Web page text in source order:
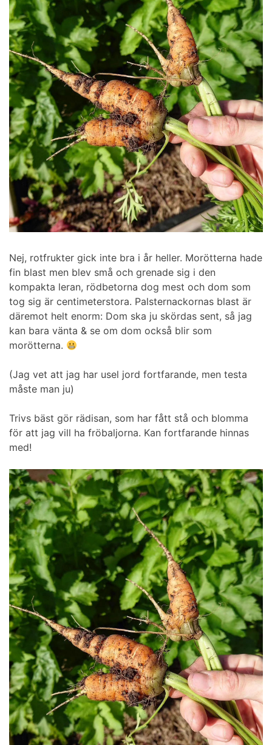
Nej, rotfrukter gick inte bra i år heller. Morötterna hade
fin blast men blev små och grenade sig i den
kompakta leran, rödbetorna dog mest och dom som
tog sig är centimeterstora. Palsternackornas blast är
däremot helt enorm: Dom ska ju skördas sent, så jag
kan bara vänta & se om dom också blir som
morötterna.
(Jag vet att jag har usel jord fortfarande, men testa
måste man ju)
Trivs bäst gör rädisan, som har fått stå och blomma
för att jag vill ha fröbaljorna. Kan fortfarande hinnas
med!